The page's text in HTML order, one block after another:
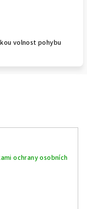
volnost pohybu
ochrany osobních